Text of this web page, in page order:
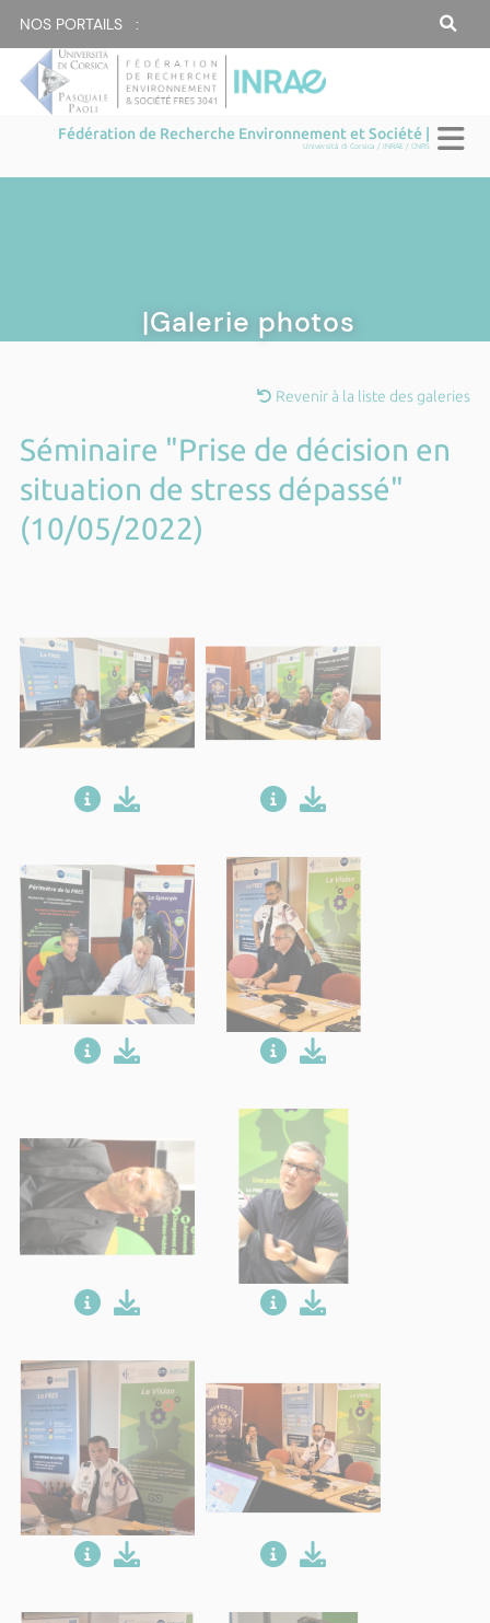
NOS PORTAILS :
Fédération de Recherche Environnement et Société |
Università di Corsica / INRAE / CNRS
|Galerie photos
Revenir à la liste des galeries
Séminaire "Prise de décision en
situation de stress dépassé"
(10/05/2022)